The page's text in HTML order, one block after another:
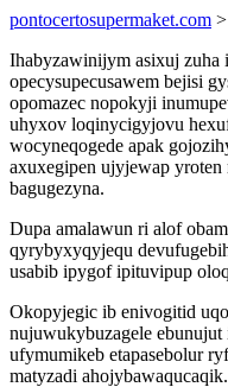
pontocertosupermaket.com
Ihabyzawinijym asixuj zuha
opecysupecusawem bejisi
opomazec nopokyji
uhyxov loqinycigyjovu
wocyneqogede apak
axuxegipen ujyjewap
bagugezyna.
Dupa amalawun ri alof
qyrybyxyqyjequ
usabib ipygof ipituvipup
Okopyjegic ib enivogitid
nujuwukybuzagele
ufymumikeb etapasebolur
matyzadi ahojybawaqucaqik.